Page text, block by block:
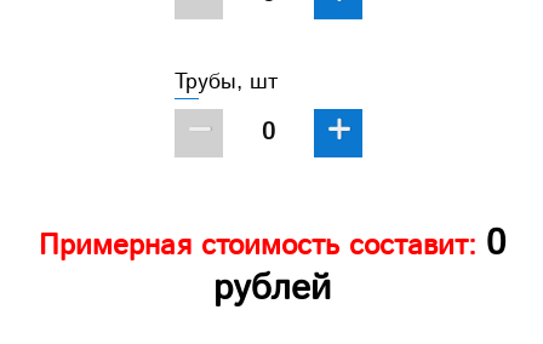
Трубы, шт
− +
Примерная стоимость составит: 0
рублей